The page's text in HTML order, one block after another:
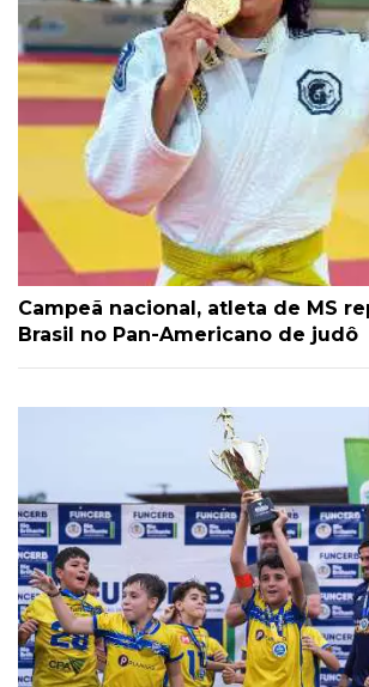
Campeã nacional, atleta de MS
Brasil no Pan-Americano de judô